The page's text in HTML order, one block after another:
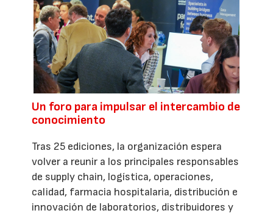
Un foro para impulsar el intercambio de
conocimiento
Tras 25 ediciones, la organización espera
volver a reunir a los principales responsables
de supply chain, logística, operaciones,
calidad, farmacia hospitalaria, distribución e
innovación de laboratorios, distribuidores y